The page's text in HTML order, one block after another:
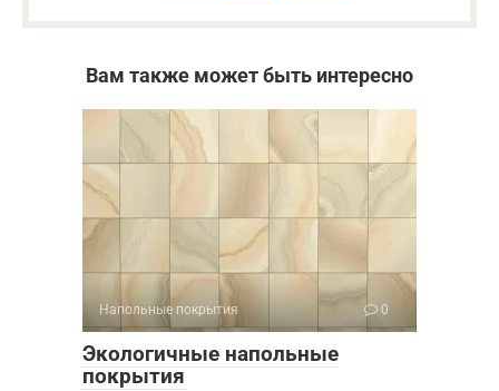
Вам также может быть интересно
Напольные покрытия 0
Экологичные напольные
покрытия